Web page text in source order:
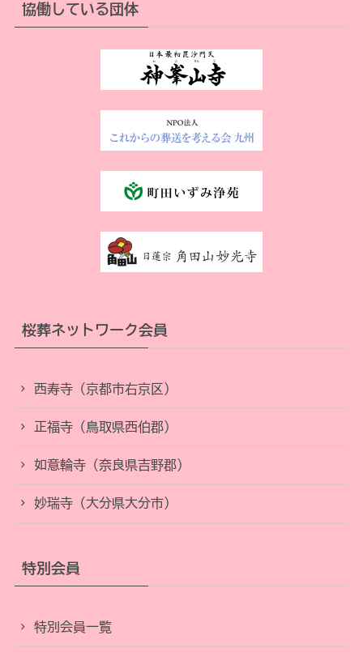
協働している団体
桜葬ネットワーク会員
西寿寺（京都市右京区）
正福寺（鳥取県西伯郡）
如意輪寺（奈良県吉野郡）
妙瑞寺（大分県大分市）
特別会員
特別会員一覧